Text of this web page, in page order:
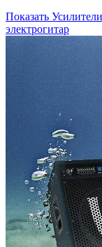
Показать
электрогитар